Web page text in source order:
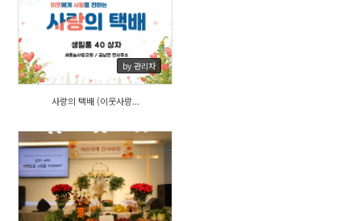
by 관리자
433
사랑의 택배 (이웃사랑...
415